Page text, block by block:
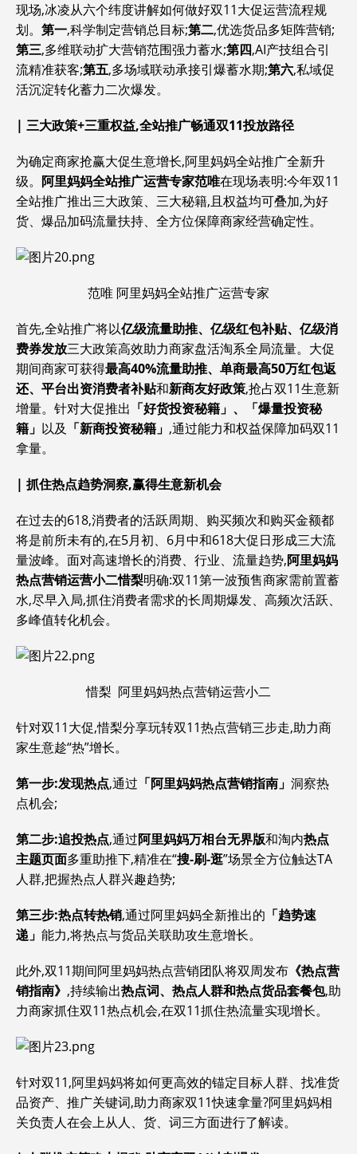
现场,冰凌从六个纬度讲解如何做好双11大促运营流程规
划。 第一,科学制定营销总目标;第二,优选货品多矩阵营销;
第三,多维联动扩大营销范围强力蓄水;第四,AI产技组合引
流精准获客;第五,多场域联动承接引爆蓄水期;第六,私域促
活沉淀转化蓄力二次爆发。
| 三大政策+三重权益,全站推广畅通双11投放路径
为确定商家抢赢大促生意增长,阿里妈妈全站推广全新升
级。 阿里妈妈全站推广运营专家范唯在现场表明:今年双11
全站推广推出三大政策、三大秘籍,且权益均可叠加,为好
货、爆品加码流量扶持、全方位保障商家经营确定性。
范唯 阿里妈妈全站推广运营专家
首先,全站推广将以亿级流量助推、亿级红包补贴、亿级消
费券发放三大政策高效助力商家盘活淘系全局流量。大促
期间商家可获得最高40%流量助推、单商最高50万红包返
还、平台出资消费者补贴和新商友好政策,抢占双11生意新
增量。针对大促推出 「好货投资秘籍」、「爆量投资秘
籍」 以及 「新商投资秘籍」 ,通过能力和权益保障加码双11
拿量。
| 抓住热点趋势洞察,赢得生意新机会
在过去的618,消费者的活跃周期、购买频次和购买金额都
将是前所未有的,在5月初、6月中和618大促日形成三大流
量波峰。面对高速增长的消费、行业、流量趋势,阿里妈妈
热点营销运营小二惜梨明确:双11第一波预售商家需前置蓄
水,尽早入局,抓住消费者需求的长周期爆发、高频次活跃、
多峰值转化机会。
惜梨 阿里妈妈热点营销运营小二
针对双11大促,惜梨分享玩转双11热点营销三步走,助力商
家生意趁“热”增长。
第一步:发现热点,通过 「阿里妈妈热点营销指南」 洞察热
点机会;
第二步:追投热点,通过阿里妈妈万相台无界版和淘内热点
主题页面多重助推下,精准在“搜-刷-逛”场景全方位触达TA
人群,把握热点人群兴趣趋势;
第三步:热点转热销,通过阿里妈妈全新推出的 「趋势速
递」 能力,将热点与货品关联助攻生意增长。
此外,双11期间阿里妈妈热点营销团队将双周发布 《热点营
销指南》 ,持续输出热点词、热点人群和热点货品套餐包,助
力商家抓住双11热点机会,在双11抓住热流量实现增长。
针对双11,阿里妈妈将如何更高效的锚定目标人群、找准货
品资产、推广关键词,助力商家双11快速拿量?阿里妈妈相
关负责人在会上从人、货、词三方面进行了解读。